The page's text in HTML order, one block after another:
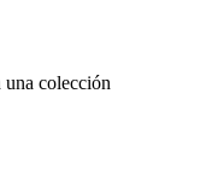
una colección